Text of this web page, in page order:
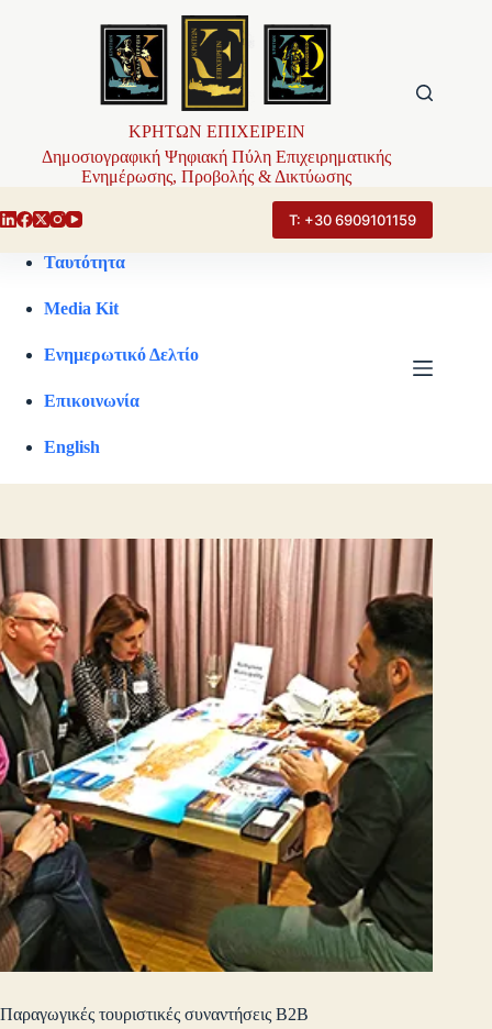
ΚΡΗΤΩΝ ΕΠΙΧΕΙΡΕΙΝ
Δημοσιογραφική Ψηφιακή Πύλη Επιχειρηματικής
Ενημέρωσης, Προβολής & Δικτύωσης
Τ: +30 6909101159
Ταυτότητα
Media Kit
Ενημερωτικό Δελτίο
Επικοινωνία
English
Παραγωγικές τουριστικές συναντήσεις B2B